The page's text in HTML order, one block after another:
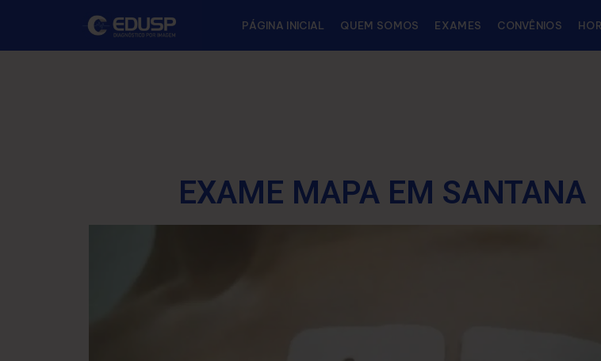
PÁGINA INICIAL QUEM SOMOS EXAMES CONVÊNIOS
EXAME MAPA EM SANTANA